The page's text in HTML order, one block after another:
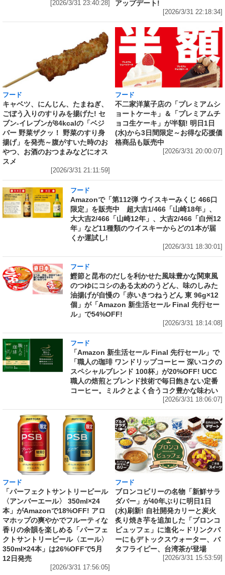
[2026/3/31 23:40:28]
アップデート!
[2026/3/31 22:18:34]
フード
キャベツ、にんじん、たまねぎ、
ごぼう入りのすりみを揚げた! セ
ブン‐イレブンが84kcalの「ベジ
バー 野菜ザクッ！ 野菜のすり身
揚げ」を発売～腹がすいた時のお
やつ、お酒のおつまみなどにオス
スメ
[2026/3/31 21:11:59]
フード
不二家洋菓子店の「プレミアムシ
ョートケーキ」＆「プレミアムチ
ョコ生ケーキ」が半額! 明日1日
(水)から3日間限定～お得な応援価
格商品も販売中
[2026/3/31 20:00:07]
フード
Amazonで「第112弾 ウイスキーみくじ 466口
限定」を販売中 超大吉1/466「山崎18年」、
大大吉2/466「山崎12年」、大吉2/466「白州12
年」など11種類のウイスキーからどの1本が届
くか運試し!
[2026/3/31 18:30:01]
フード
鰹節と昆布のだしを利かせた風味豊かな関東風
のつゆにコシのある太めのうどん、味のしみた
油揚げが自慢の「赤いきつねうどん 東 96g×12
個」が「Amazon 新生活セール Final 先行セー
ル」で54%OFF!
[2026/3/31 18:14:08]
フード
「Amazon 新生活セール Final 先行セール」で
「職人の珈琲 ワンドリップコーヒー 深いコクの
スペシャルブレンド 100杯」が20%OFF! UCC
職人の焙煎とブレンド技術で毎日飽きない定番
コーヒー。ミルクとよく合うコク豊かな味わい
[2026/3/31 18:06:07]
フード
「パーフェクトサントリービール
〈アンバーエール〉 350ml×24
本」がAmazonで18%OFF! アロ
マホップの爽やかでフルーティな
香りの余韻を楽しめる「パーフェ
クトサントリービール〈エール〉
350ml×24本」は26%OFFで5月
12日発売
[2026/3/31 17:56:05]
フード
ブロンコビリーの名物「新鮮サラ
ダバー」が40年ぶりに明日1日
(水)刷新! 自社開発カリーと炭火
炙り焼き芋を追加した「ブロンコ
ビュッフェ」に進化～ドリンクバ
ーにもデトックスウォーター、バ
タフライピー、台湾茶が登場
[2026/3/31 15:53:59]